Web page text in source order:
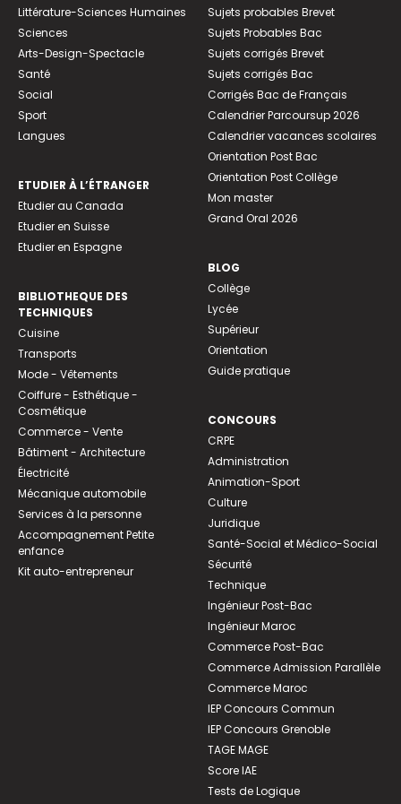
Littérature-Sciences Humaines
Sciences
Arts-Design-Spectacle
Santé
Social
Sport
Langues
ETUDIER À L’ÉTRANGER
Etudier au Canada
Etudier en Suisse
Etudier en Espagne
BIBLIOTHEQUE DES
TECHNIQUES
Cuisine
Transports
Mode - Vêtements
Coiffure - Esthétique -
Cosmétique
Commerce - Vente
Bâtiment - Architecture
Électricité
Mécanique automobile
Services à la personne
Accompagnement Petite
enfance
Kit auto-entrepreneur
Sujets probables Brevet
Sujets Probables Bac
Sujets corrigés Brevet
Sujets corrigés Bac
Corrigés Bac de Français
Calendrier Parcoursup 2026
Calendrier vacances scolaires
Orientation Post Bac
Orientation Post Collège
Mon master
Grand Oral 2026
BLOG
Collège
Lycée
Supérieur
Orientation
Guide pratique
CONCOURS
CRPE
Administration
Animation-Sport
Culture
Juridique
Santé-Social et Médico-Social
Sécurité
Technique
Ingénieur Post-Bac
Ingénieur Maroc
Commerce Post-Bac
Commerce Admission Parallèle
Commerce Maroc
IEP Concours Commun
IEP Concours Grenoble
TAGE MAGE
Score IAE
Tests de Logique